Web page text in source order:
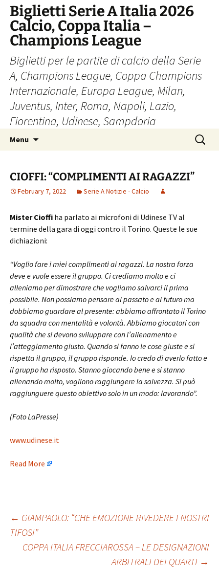
Skip
content
Biglietti Serie A Italia 2026
Calcio, Coppa Italia –
Champions League
Biglietti per le partite di calcio della Serie
A, Champions League, Coppa Champions
Internazionale, Europa League, Milan,
Juventus, Inter, Roma, Napoli, Lazio,
Fiorentina, Udinese, Sampdoria
Menu
Search
for:
CIOFFI: “COMPLIMENTI AI RAGAZZI”
February 7, 2022 Serie A Notizie - Calcio
Mister Cioffi ha parlato ai microfoni di Udinese TV al
termine della gara di oggi contro il Torino. Queste le sue
dichiazioni:
“Voglio fare i miei complimenti ai ragazzi. La nostra forza
deve e vuole essere il gruppo. Ci crediamo molto e ci
alleniamo per dimostrare che vogliamo salvarci il prima
possibile. Non possiamo pensare al passato e al futuro ma
dobbiamo guardare al presente: abbiamo affrontato il Torino
da squadra con mentalità e volontà. Abbiamo giocatori con
qualità che si devono sviluppare con l’allenamento e
l’atteggiamento giusto. Quando si fanno le cose giuste e si
rispetta il gruppo, il gruppo risponde. Io credo di averlo fatto e
il gruppo ha risposto. Stanno giocando bene e si stanno
allenando molto, vogliono raggiungere la salvezza. Si può
raggiunguere questo obiettivo solo in un modo: lavorando”.
(Foto LaPresse)
www.udinese.it
Read More
Post
navigation
← GIAMPAOLO: “CHE EMOZIONE RIVEDERE I NOSTRI
TIFOSI”
COPPA ITALIA FRECCIAROSSA – LE DESIGNAZIONI
ARBITRALI DEI QUARTI →